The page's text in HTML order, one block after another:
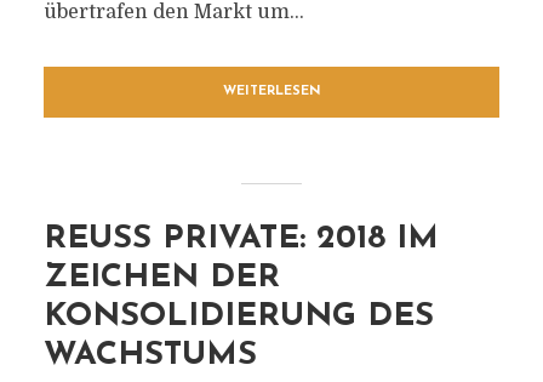
übertrafen den Markt um...
WEITERLESEN
REUSS PRIVATE: 2018 IM
ZEICHEN DER
KONSOLIDIERUNG DES
WACHSTUMS